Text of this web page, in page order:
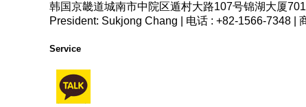
韩国京畿道城南市中院区遁村大路107号锦湖大厦
President: Sukjong Chang | 电话 : +82-1566-7348 |
Service